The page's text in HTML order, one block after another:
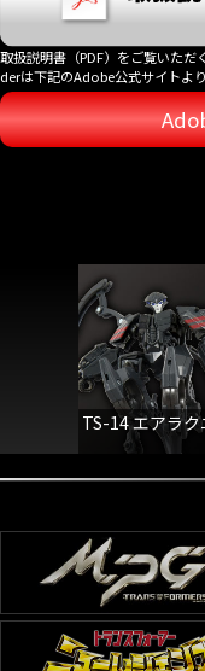
取扱説明書（PDF）をご覧いた
derは下記のAdobe公式サイトよ
TS-14 エアラク